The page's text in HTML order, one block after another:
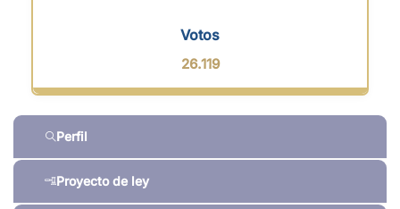
Perfil
Proyecto de ley
Votos
26.119